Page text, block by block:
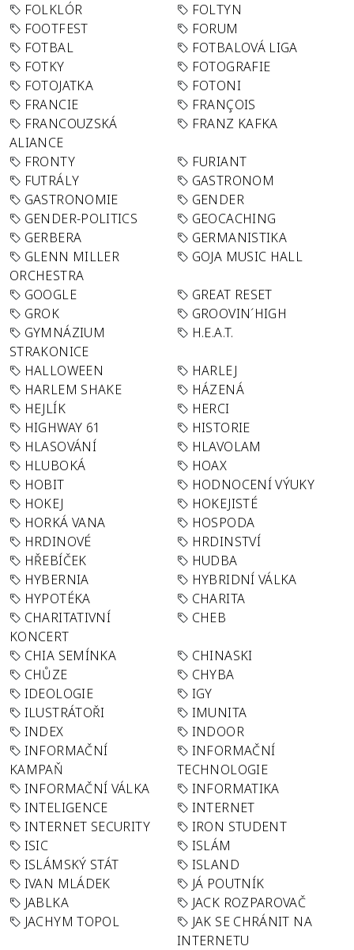
FOLKLÓR
FOLTYN
FOOTFEST
FORUM
FOTBAL
FOTBALOVÁ LIGA
FOTKY
FOTOGRAFIE
FOTOJATKA
FOTONI
FRANCIE
FRANÇOIS
FRANCOUZSKÁ
ALIANCE
FRANZ KAFKA
FRONTY
FURIANT
FUTRÁLY
GASTRONOM
GASTRONOMIE
GENDER
GENDER-POLITICS
GEOCACHING
GERBERA
GERMANISTIKA
GLENN MILLER
ORCHESTRA
GOJA MUSIC HALL
GOOGLE
GREAT RESET
GROK
GROOVIN´HIGH
GYMNÁZIUM
STRAKONICE
H.E.A.T.
HALLOWEEN
HARLEJ
HARLEM SHAKE
HÁZENÁ
HEJLÍK
HERCI
HIGHWAY 61
HISTORIE
HLASOVÁNÍ
HLAVOLAM
HLUBOKÁ
HOAX
HOBIT
HODNOCENÍ VÝUKY
HOKEJ
HOKEJISTÉ
HORKÁ VANA
HOSPODA
HRDINOVÉ
HRDINSTVÍ
HŘEBÍČEK
HUDBA
HYBERNIA
HYBRIDNÍ VÁLKA
HYPOTÉKA
CHARITA
CHARITATIVNÍ
KONCERT
CHEB
CHIA SEMÍNKA
CHINASKI
CHŮZE
CHYBA
IDEOLOGIE
IGY
ILUSTRÁTOŘI
IMUNITA
INDEX
INDOOR
INFORMAČNÍ
KAMPAŇ
INFORMAČNÍ
TECHNOLOGIE
INFORMAČNÍ VÁLKA
INFORMATIKA
INTELIGENCE
INTERNET
INTERNET SECURITY
IRON STUDENT
ISIC
ISLÁM
ISLÁMSKÝ STÁT
ISLAND
IVAN MLÁDEK
JÁ POUTNÍK
JABLKA
JACK ROZPAROVAČ
JACHYM TOPOL
JAK SE CHRÁNIT NA
INTERNETU